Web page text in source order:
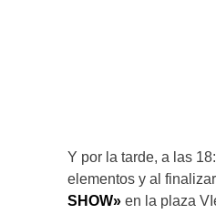
Y por la tarde, a las
elementos y al
SHOW» en la plaza